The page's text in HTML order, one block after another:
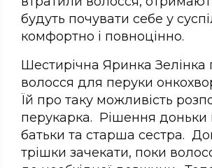
будуть почувати себе у
комфортно і повноцінно.
Шестирічна Яринка Зелінка
волосся для перуки
Їй про таку можливість
перукарка. Рішення доньки
батьки та старша сестра.
трішки зачекати, поки